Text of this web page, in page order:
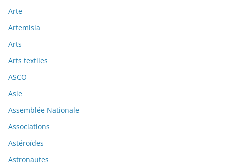
Arte
Artemisia
Arts
Arts textiles
ASCO
Asie
Assemblée Nationale
Associations
Astéroïdes
Astronautes